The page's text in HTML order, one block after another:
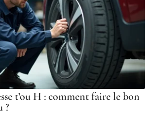
t’ou H : comment faire le bon
?